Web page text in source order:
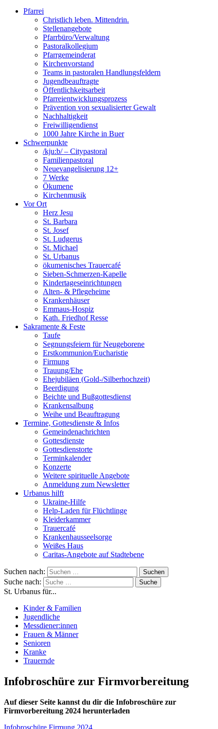
Pfarrei
Christlich leben. Mittendrin.
Stellenangebote
Pfarrbüro/Verwaltung
Pastoralkollegium
Pfarrgemeinderat
Kirchenvorstand
Teams in pastoralen Handlungsfeldern
Jugendbeauftragte
Öffentlichkeitsarbeit
Pfarreientwicklungsprozess
Prävention von sexualisierter Gewalt
Nachhaltigkeit
Freiwilligendienst
1000 Jahre Kirche in Buer
Schwerpunkte
/kju:b/ – Citypastoral
Familienpastoral
Neuevangelisierung 12+
7 Werke
Ökumene
Kirchenmusik
Vor Ort
Herz Jesu
St. Barbara
St. Josef
St. Ludgerus
St. Michael
St. Urbanus
ökumenisches Trauercafé
Sieben-Schmerzen-Kapelle
Kindertageseinrichtungen
Alten- & Pflegeheime
Krankenhäuser
Emmaus-Hospiz
Kath. Friedhof Resse
Sakramente & Feste
Taufe
Segnungsfeiern für Neugeborene
Erstkommunion/Eucharistie
Firmung
Trauung/Ehe
Ehejubiläen (Gold-/Silberhochzeit)
Beerdigung
Beichte und Bußgottesdienst
Krankensalbung
Weihe und Beauftragung
Termine, Gottesdienste & Infos
Gemeindenachrichten
Gottesdienste
Gottesdienstorte
Terminkalender
Konzerte
Weitere spirituelle Angebote
Anmeldung zum Newsletter
Urbanus hilft
Ukraine-Hilfe
Help-Laden für Flüchtlinge
Kleiderkammer
Trauercafé
Krankenhausseelsorge
Weißes Haus
Caritas-Angebote auf Stadtebene
Suchen nach:
Suche nach:
St. Urbanus für...
Kinder & Familien
Jugendliche
Messdiener:innen
Frauen & Männer
Senioren
Kranke
Trauernde
Infobroschüre zur Firmvorbereitung
Auf dieser Seite kannst du dir die Infobroschüre zur
Firmvorbereitung 2024 herunterladen
Infobroschüre Firmung 2024